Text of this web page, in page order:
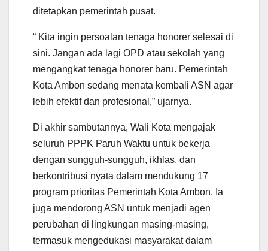
ditetapkan pemerintah pusat.
“ Kita ingin persoalan tenaga honorer selesai di
sini. Jangan ada lagi OPD atau sekolah yang
mengangkat tenaga honorer baru. Pemerintah
Kota Ambon sedang menata kembali ASN agar
lebih efektif dan profesional,” ujarnya.
Di akhir sambutannya, Wali Kota mengajak
seluruh PPPK Paruh Waktu untuk bekerja
dengan sungguh-sungguh, ikhlas, dan
berkontribusi nyata dalam mendukung 17
program prioritas Pemerintah Kota Ambon. Ia
juga mendorong ASN untuk menjadi agen
perubahan di lingkungan masing-masing,
termasuk mengedukasi masyarakat dalam